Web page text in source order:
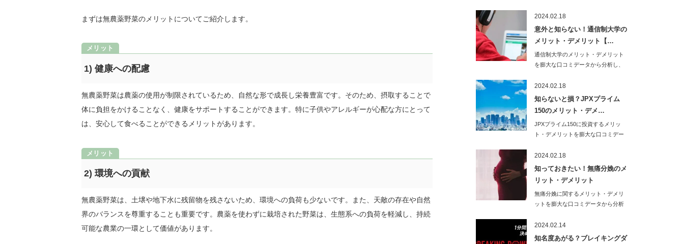
まずは無農薬野菜のメリットについてご紹介します。
1) 健康への配慮
無農薬野菜は農薬の使用が制限されているため、自然な形で成長し栄養豊富です。そのため、摂取することで
体に負担をかけることなく、健康をサポートすることができます。特に子供やアレルギーが心配な方にとって
は、安心して食べることができるメリットがあります。
2) 環境への貢献
無農薬野菜は、土壌や地下水に残留物を残さないため、環境への負荷も少ないです。また、天敵の存在や自然
界のバランスを尊重することも重要です。農薬を使わずに栽培された野菜は、生態系への負荷を軽減し、持続
可能な農業の一環として価値があります。
2024.02.18
意外と知らない！通信制大学の
メリット・デメリット【…
通信制大学のメリット・デメリット
を膨大な口コミデータから分析し、
2024.02.18
知らないと損？JPXプライム
150のメリット・デメ…
JPXプライム150に投資するメリッ
ト・デメリットを膨大な口コミデー
2024.02.18
知っておきたい！無痛分娩のメ
リット・デメリット
無痛分娩に関するメリット・デメリ
ットを膨大な口コミデータから分析
2024.02.14
知名度あがる？ブレイキングダ